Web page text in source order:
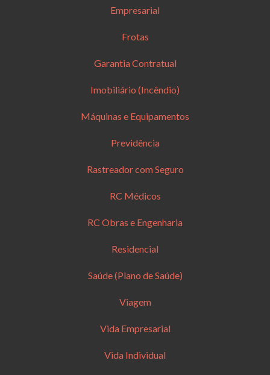
Empresarial
Frotas
Garantia Contratual
Imobiliário (Incêndio)
Máquinas e Equipamentos
Previdência
Rastreador com Seguro
RC Médicos
RC Obras e Engenharia
Residencial
Saúde (Plano de Saúde)
Viagem
Vida Empresarial
Vida Individual